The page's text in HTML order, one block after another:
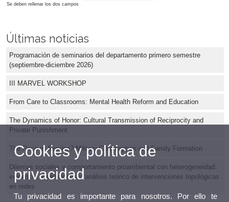
Se deben rellenar los dos campos
Últimas noticias
Programación de seminarios del departamento primero semestre
(septiembre-diciembre 2026)
III MARVEL WORKSHOP
From Care to Classrooms: Mental Health Reform and Education
The Dynamics of Honor: Cultural Transmission of Reciprocity and
Private Punishment
The Price of Service? Military Conscription and Family Formation
Dilemas sociales y comportamiento proambiental con heterogeneidad:
evidencia experimental y análisis teórico de intervenciones topológicas
en redes
Cookies y política de
privacidad
Tu privacidad es importante para nosotros. Por ello te